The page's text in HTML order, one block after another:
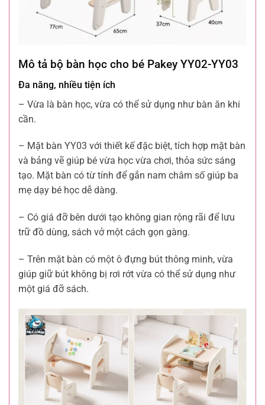
Mô tả bộ bàn học cho bé Pakey YY02-YY03
Đa năng, nhiều tiện ích
– Vừa là bàn học, vừa có thể sử dụng như bàn ăn khi
cần.
– Mặt bàn YY03 với thiết kế đặc biệt, tích hợp mặt bàn
và bảng vẽ giúp bé vừa học vừa chơi, thỏa sức sáng
tạo. Mặt bàn có từ tính để gắn nam châm số giúp ba
mẹ dạy bé học dễ dàng.
– Có giá đỡ bên dưới tạo không gian rộng rãi để lưu
trữ đồ dùng, sách vở một cách gọn gàng.
– Trên mặt bàn có một ô đựng bút thông minh, vừa
giúp giữ bút không bị rơi rớt vừa có thể sử dụng như
một giá đỡ sách.